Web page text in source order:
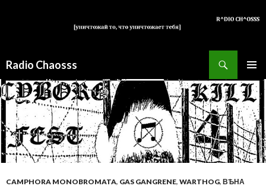
Radio Chaosss
МЕНЮ
К
СОДЕРЖИМОМУ
CAMPHORA MONOBROMATA, GAS GANGRENE, WARTHOG, ВѢНА